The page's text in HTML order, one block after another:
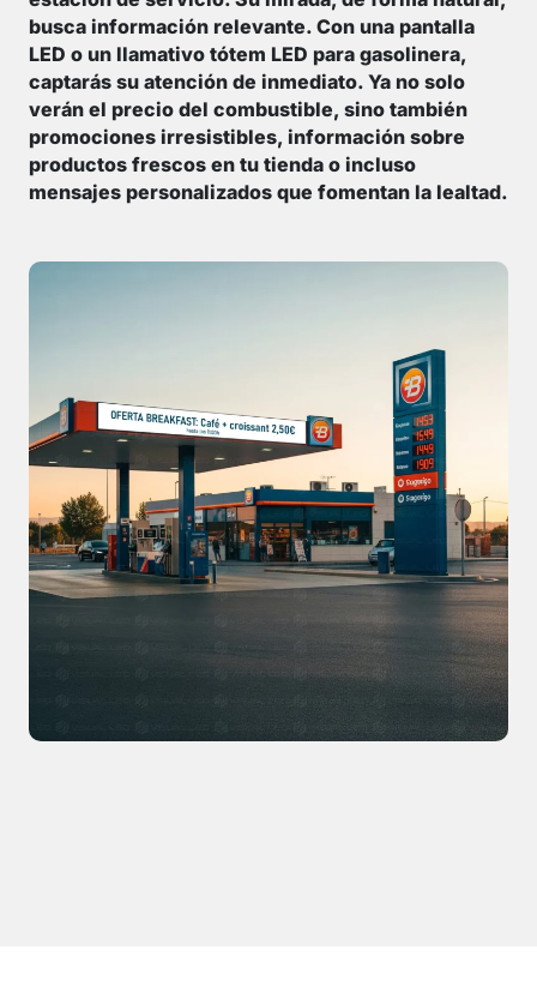
busca información relevante. Con una pantalla
LED o un llamativo tótem LED para gasolinera,
captarás su atención de inmediato. Ya no solo
verán el precio del combustible, sino también
promociones irresistibles, información sobre
productos frescos en tu tienda o incluso
mensajes personalizados que fomentan la lealtad.